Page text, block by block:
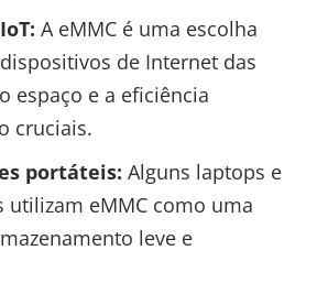
A eMMC é uma escolha
de Internet das
espaço e a eficiência
cruciais.
portáteis: Alguns laptops e
utilizam eMMC como uma
leve e